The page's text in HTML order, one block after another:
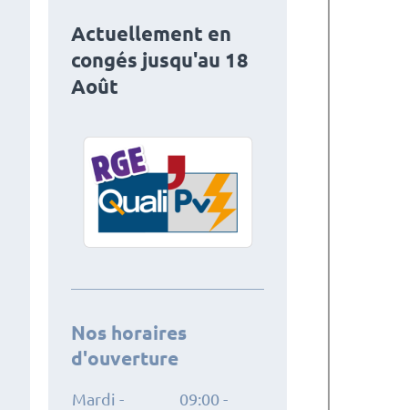
Actuellement en
congés jusqu'au 18
Août
Nos horaires
d'ouverture
Mardi -
09:00-